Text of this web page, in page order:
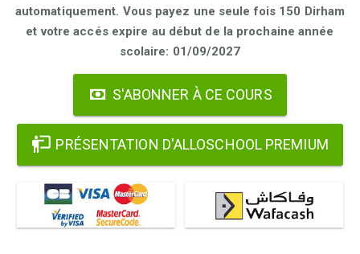
automatiquement. Vous payez une seule fois 150 Dirham
et votre accés expire au début de la prochaine année
scolaire: 01/09/2027
S'ABONNER À CE COURS
PRÉSENTATION D'ALLOSCHOOL PREMIUM